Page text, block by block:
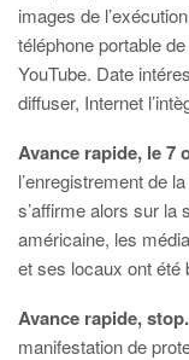
images de
téléphone portable
YouTube. Date
diffuser, Internet
Avance rapide, le 7
l’enregistrement de
s’affirme alors sur la
américaine, les
et ses locaux ont été
Avance rapide, stop.
manifestation de